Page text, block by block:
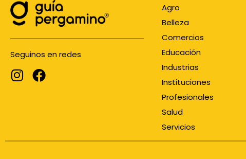
Seguinos en redes
Agro
Belleza
Comercios
Educación
Industrias
Instituciones
Profesionales
Salud
Servicios